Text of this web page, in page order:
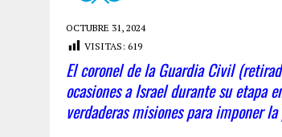
OCTUBRE 31, 2024
VISITAS: 619
El coronel de la Guardia Civil
ocasiones a Israel durante su etapa
verdaderas misiones para imponer la